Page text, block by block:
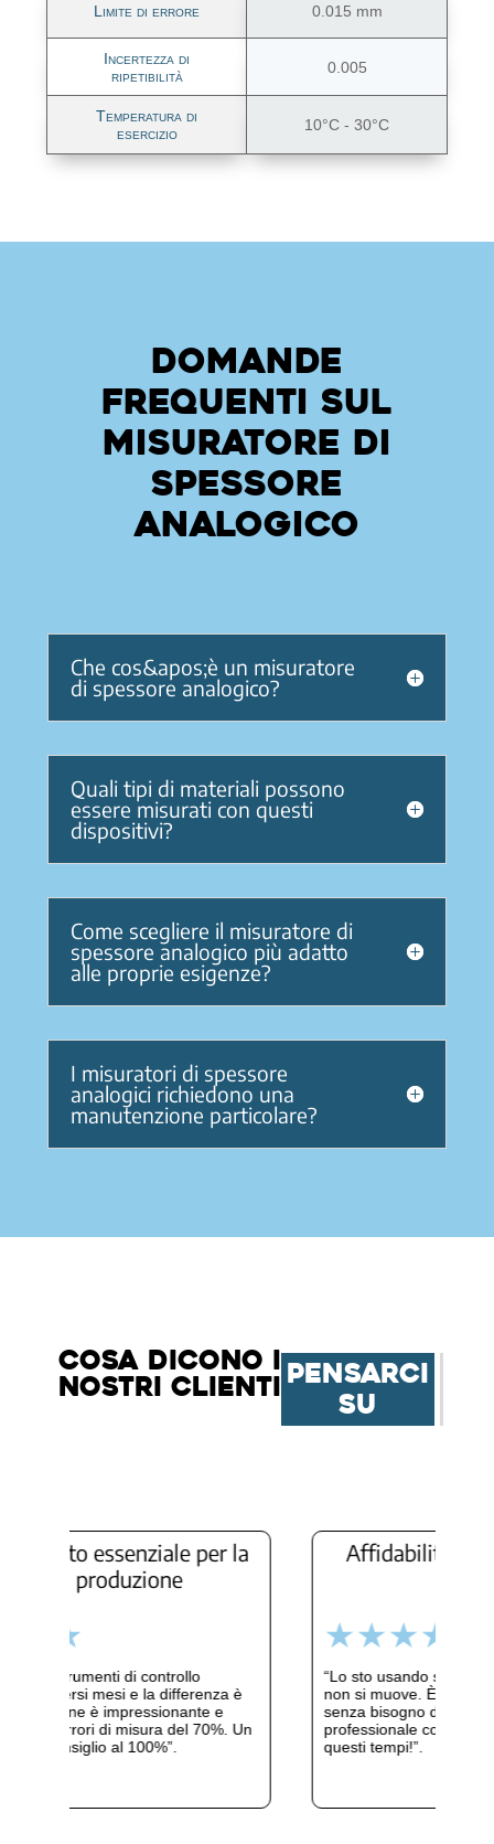
Limite di errore
Incertezza di
ripetibilità
Temperatura di
esercizio
0.015 mm
0.005
10°C - 30°C
Domande
frequenti sul
misuratore di
spessore
analogico
Che cos&apos;è un misuratore
di spessore analogico?
Quali tipi di materiali possono
essere misurati con questi
dispositivi?
Come scegliere il misuratore di
spessore analogico più adatto
alle proprie esigenze?
I misuratori di spessore
analogici richiedono una
manutenzione particolare?
Cosa dicono i
nostri clienti pensarci
su
essenziale per la
produzione
strumenti di controllo
diversi mesi e la differenza è
è impressionante e
gli errori di misura del 70%. Un
consiglio al 100%”.
Affidabilità,
“Lo sto usando su parti
non si muove. È ancora
senza bisogno di
professionale come non
questi tempi!”.